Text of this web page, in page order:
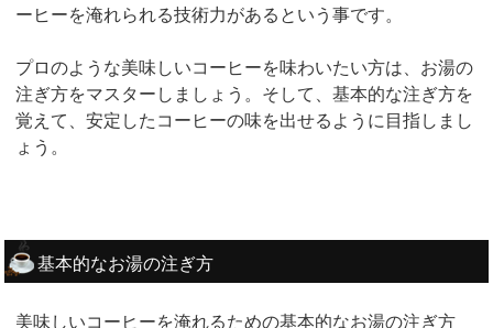
ーヒーを淹れられる技術力があるという事です。
プロのような美味しいコーヒーを味わいたい方は、お湯の
注ぎ方をマスターしましょう。そして、基本的な注ぎ方を
覚えて、安定したコーヒーの味を出せるように目指しまし
ょう。
基本的なお湯の注ぎ方
美味しいコーヒーを淹れるための基本的なお湯の注ぎ方